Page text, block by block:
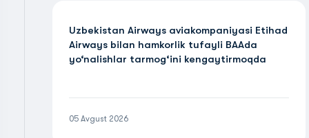
Uzbekistan Airways aviakompaniyasi Etihad
Airways bilan hamkorlik tufayli BAAda
yo‘nalishlar tarmog‘ini kengaytirmoqda
05 Avgust 2026